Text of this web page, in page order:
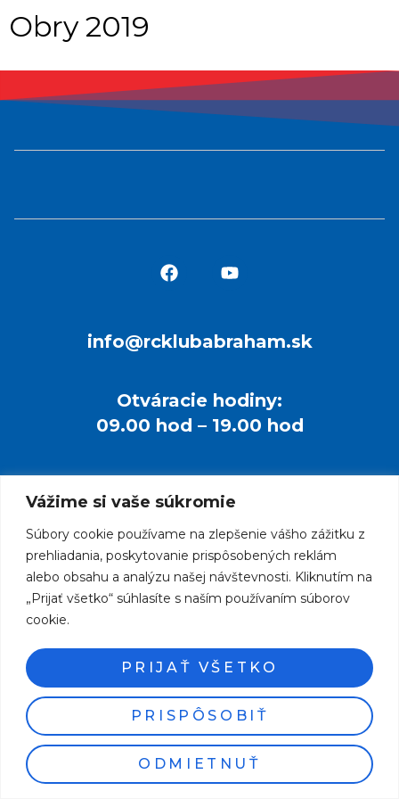
Vážime si vaše súkromie
Súbory cookie používame na zlepšenie vášho zážitku z
prehliadania, poskytovanie prispôsobených reklám
alebo obsahu a analýzu našej návštevnosti. Kliknutím na
„Prijať všetko“ súhlasíte s naším používaním súborov
cookie.
PRISPÔSOBIŤ
ODMIETNUŤ
PRIJAŤ VŠETKO
Obry 2019
info@rcklubabraham.sk
Otváracie hodiny:
09.00 hod – 19.00 hod
Pravidlá cookies Ochrana osobných údajov